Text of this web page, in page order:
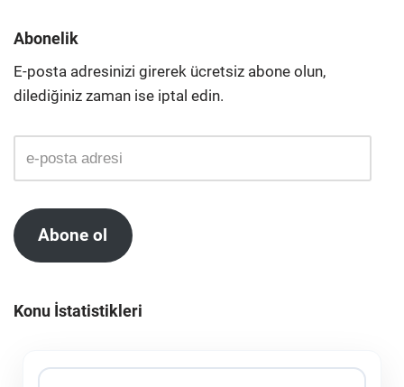
Abonelik
E-posta adresinizi girerek ücretsiz abone olun,
dilediğiniz zaman ise iptal edin.
Abone ol
Konu İstatistikleri